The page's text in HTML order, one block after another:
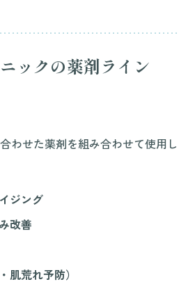
ックの薬剤ライン
わせた薬剤を組み合わせて使用し
ジング
改善
肌荒れ予防）